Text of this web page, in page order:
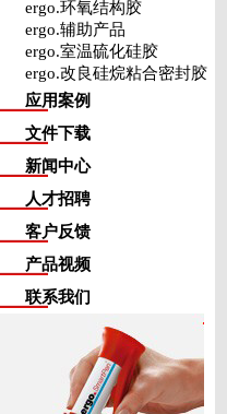
ergo.环氧结构胶
ergo.辅助产品
ergo.室温硫化硅胶
ergo.改良硅烷粘合密封胶
应用案例
文件下载
新闻中心
人才招聘
客户反馈
产品视频
联系我们